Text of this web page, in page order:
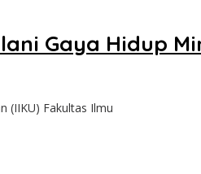
Gaya Hidup
(IIKU) Fakultas Ilmu